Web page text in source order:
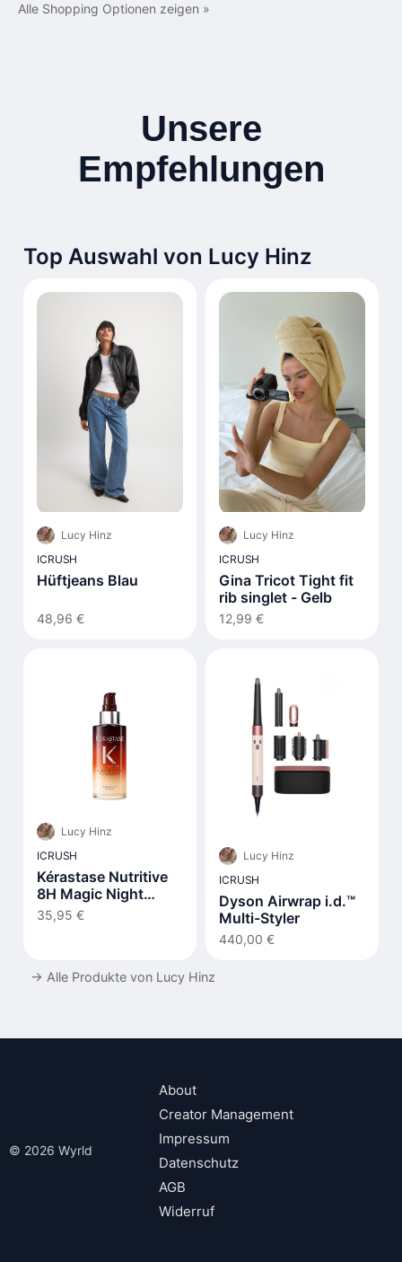
Alle Shopping Optionen zeigen »
Unsere
Empfehlungen
Top Auswahl von Lucy Hinz
Lucy Hinz
ICRUSH
Hüftjeans Blau
48,96 €
Lucy Hinz
ICRUSH
Gina Tricot Tight fit
rib singlet - Gelb
12,99 €
Lucy Hinz
ICRUSH
Kérastase Nutritive
8H Magic Night
Serum
35,95 €
Lucy Hinz
ICRUSH
Dyson Airwrap i.d.™
Multi-Styler
440,00 €
→ Alle Produkte von Lucy Hinz
© 2026 Wyrld
About
Creator Management
Impressum
Datenschutz
AGB
Widerruf